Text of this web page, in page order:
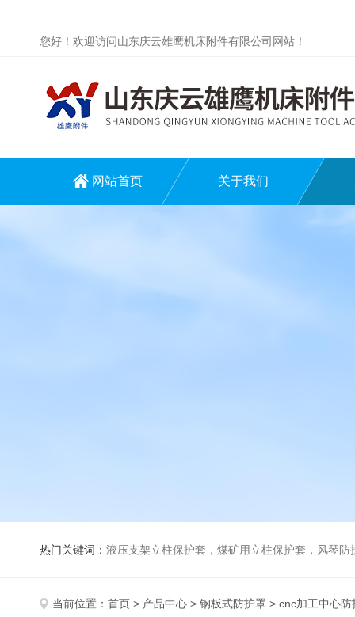
您好！欢迎访问山东庆云雄鹰机床附件有限公司网站！
网站首页 关于我们
热门关键词： 液压支架立柱保护套，煤矿用立柱保护套，风琴
当前位置： 首页 > 产品中心 > 钢板式防护罩 > cnc加工中心防